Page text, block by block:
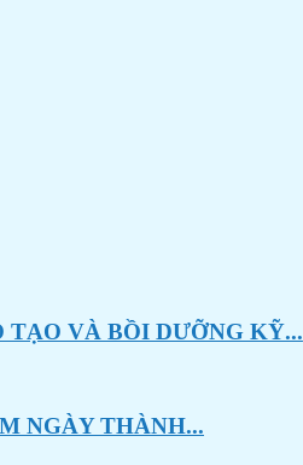
TẠO VÀ BỒI DƯỠNG KỸ...
NGÀY THÀNH...